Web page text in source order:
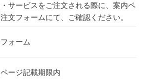
サービスをご注文される際に、案内ペ
文フォームにて、ご確認ください。
ォーム
ージ記載期限内